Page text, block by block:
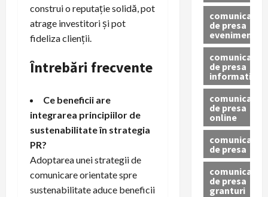
construi o reputație solidă, pot
atrage investitori și pot
fideliza clienții.
Întrebări frecvente
Ce beneficii are
integrarea principiilor de
sustenabilitate în strategia
PR?
Adoptarea unei strategii de
comunicare orientate spre
sustenabilitate aduce beneficii
comunicat
de presa
eveniment
comunicat
de presa
informativ
comunicat
de presa
online
comunicate
de presa
comunicate
de presa
granturi